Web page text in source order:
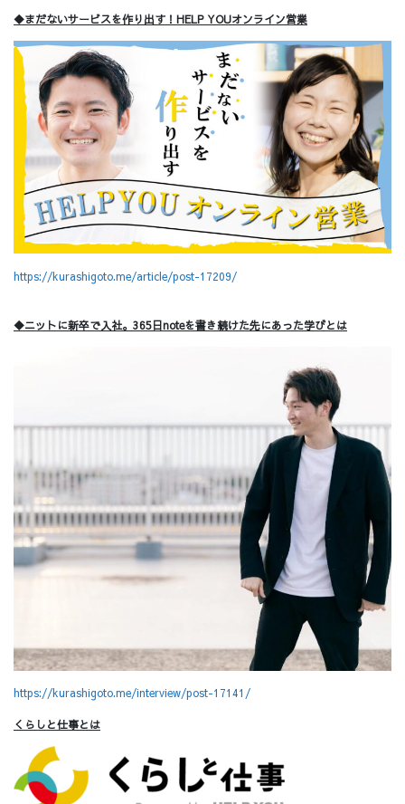
◆まだないサービスを作り出す！HELP YOUオンライン営業
https://kurashigoto.me/article/post-17209/
◆ニットに新卒で入社。365日noteを書き続けた先にあった学びとは
https://kurashigoto.me/interview/post-17141/
くらしと仕事とは